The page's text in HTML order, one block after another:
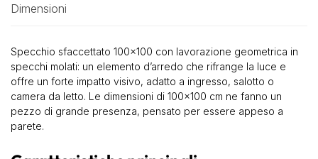
Dimensioni
Specchio sfaccettato 100×100 con lavorazione geometrica in
specchi molati: un elemento d’arredo che rifrange la luce e
offre un forte impatto visivo, adatto a ingresso, salotto o
camera da letto. Le dimensioni di 100×100 cm ne fanno un
pezzo di grande presenza, pensato per essere appeso a
parete.